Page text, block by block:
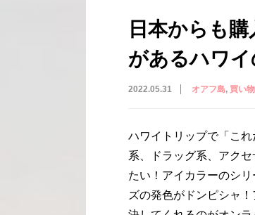
日本からも
があるハワ
2022.05.31 オアフ島 買い物
ハワイトリップで「こ
系、ドラッグ系、アク
たい！アイカラーのシリ
ズの発色がドンピシャ